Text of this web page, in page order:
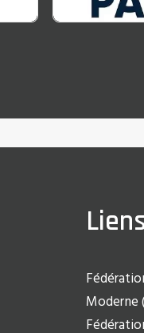
Moderne